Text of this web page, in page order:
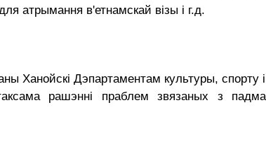
атрымання в'етнамскай візы і г.д.
Ханойскі Дэпартаментам культуры, спорту
рашэнні праблем звязаных з